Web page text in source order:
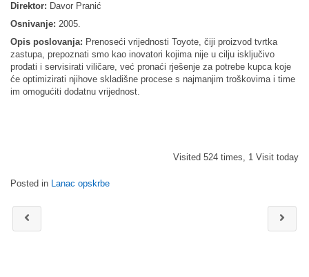
Direktor: Davor Pranić
Osnivanje: 2005.
Opis poslovanja: Prenoseći vrijednosti Toyote, čiji proizvod tvrtka
zastupa, prepoznati smo kao inovatori kojima nije u cilju isključivo
prodati i servisirati viličare, već pronaći rješenje za potrebe kupca koje
će optimizirati njihove skladišne procese s najmanjim troškovima i time
im omogućiti dodatnu vrijednost.
Visited 524 times, 1 Visit today
Posted in Lanac opskrbe